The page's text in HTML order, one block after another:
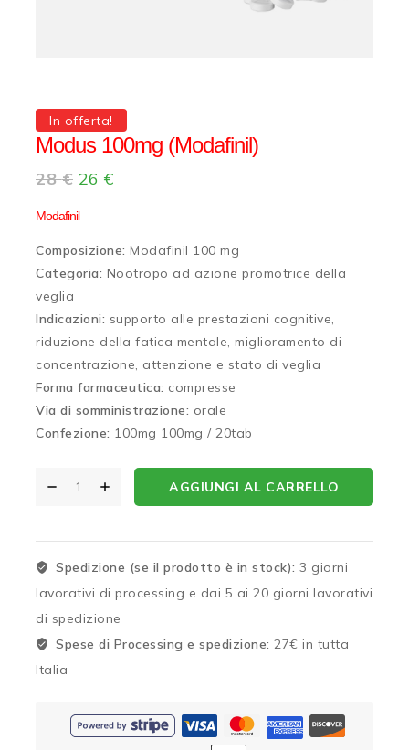
In offerta!
Modus 100mg (Modafinil)
28€ 26 €
Modafinil
Composizione: Modafinil 100 mg
Categoria: Nootropo ad azione promotrice della
veglia
Indicazioni: supporto alle prestazioni cognitive,
riduzione della fatica mentale, miglioramento di
concentrazione, attenzione e stato di veglia
Forma farmaceutica: compresse
Via di somministrazione: orale
Confezione: 100mg 100mg / 20tab
AGGIUNGI AL CARRELLO
Spedizione (se il prodotto è in stock): 3 giorni
lavorativi di processing e dai 5 ai 20 giorni lavorativi
di spedizione
Spese di Processing e spedizione: 27€ in tutta
Italia